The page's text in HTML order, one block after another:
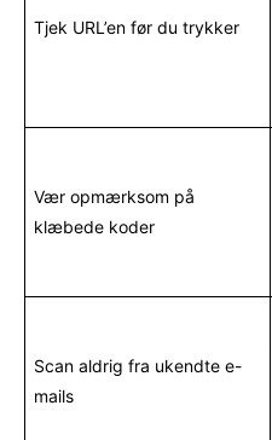
Tjek URL’en før du trykker
Vær opmærksom på
klæbede koder
Scan aldrig fra ukendte e-
mails